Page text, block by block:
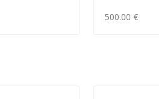
500.00 €